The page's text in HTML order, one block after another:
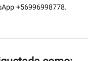
+56996998778.